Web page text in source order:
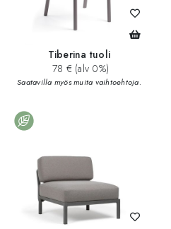
Tiberina tuoli
78 € (alv 0%)
Saatavilla myös muita vaihtoehtoja.